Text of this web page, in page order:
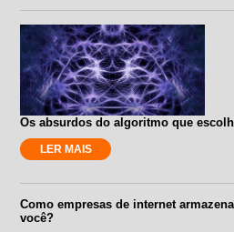
Os absurdos do algoritmo que
LER MAIS
Como empresas de internet
você?